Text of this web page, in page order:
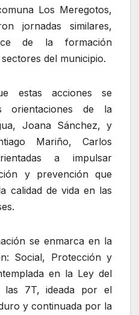
Los Meregotos,
jornadas similares,
de la formación
del municipio.
estas acciones se
orientaciones de la
Joana Sánchez, y
Mariño, Carlos
a impulsar
y prevención que
calidad de vida en las
se enmarca en la
Social, Protección y
en la Ley del
7T, ideada por el
y continuada por la